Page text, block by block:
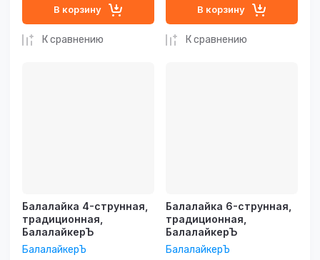
В корзину
К сравнению
В корзину
К сравнению
Балалайка 4-струнная,
традиционная,
БалалайкерЪ
БалалайкерЪ
Балалайка 6-струнная,
традиционная,
БалалайкерЪ
БалалайкерЪ